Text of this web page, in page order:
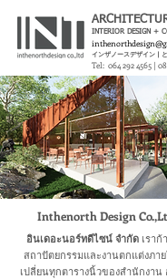
INTERIOR DESIGN +
inthenorthdesign@
インザノースデザイン |
Tel: 064 292 4565 |
Inthenorth Design
อินเดอะนอร์ทดีไซน์ จำกัดเราก้
สถาปัตยกรรมและงานตกแต่งภา
เปลี่ยนทุกตารางนิ้วของสำนักงา